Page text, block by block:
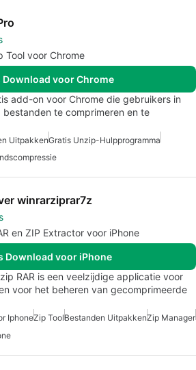
Tool voor Chrome
Download voor Chrome
add-on voor Chrome die gebruikers in
te comprimeren en te
UitpakkenGratis Unzip-Hulpprogramma
winrarziprar7z
en ZIP Extractor voor iPhone
Download voor iPhone
RAR is een veelzijdige applicatie voor
voor het beheren van gecomprimeerde
IphoneZip ToolBestanden UitpakkenZip Manager